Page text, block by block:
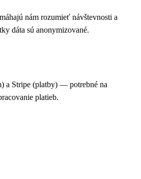
nám rozumieť návštevnosti a
dáta sú anonymizované.
a Stripe (platby) — potrebné na
platieb.